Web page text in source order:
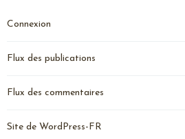
Connexion
Flux des publications
Flux des commentaires
Site de WordPress-FR